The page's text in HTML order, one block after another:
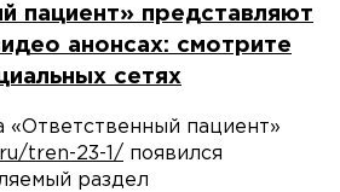
пациент» представляют
анонсах: смотрите
сетях
«Ответственный пациент»
tren-23-1/ появился
раздел